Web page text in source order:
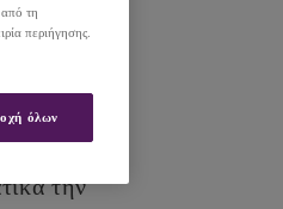
για τη
την
τη
περιήγησης.
όλων